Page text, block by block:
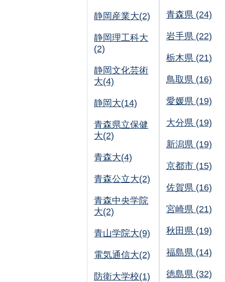
静岡産業大(2)
静岡理工科大
(2)
静岡文化芸術
大(4)
静岡大(14)
青森県立保健
大(2)
青森大(4)
青森公立大(2)
青森中央学院
大(2)
青山学院大(9)
電気通信大(2)
防衛大学校(1)
青森県 (24)
岩手県 (22)
栃木県 (21)
鳥取県 (16)
愛媛県 (19)
大分県 (19)
新潟県 (19)
京都市 (15)
佐賀県 (16)
宮崎県 (21)
秋田県 (19)
福島県 (14)
徳島県 (32)